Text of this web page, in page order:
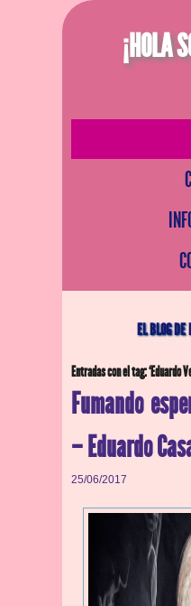
¡HOLA
EL BLOG DE
Entradas con el tag: ‘Eduardo
Fumando
– Eduardo
25/06/2017